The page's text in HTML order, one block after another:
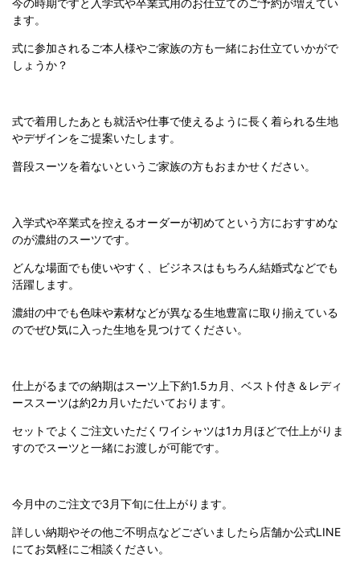
ます。
式に参加されるご本人様やご家族の方も一緒にお仕立ていかがで
しょうか？
式で着用したあとも就活や仕事で使えるように長く着られる生地
やデザインをご提案いたします。
普段スーツを着ないというご家族の方もおまかせください。
入学式や卒業式を控えるオーダーが初めてという方におすすめな
のが濃紺のスーツです。
どんな場面でも使いやすく、ビジネスはもちろん結婚式などでも
活躍します。
濃紺の中でも色味や素材などが異なる生地豊富に取り揃えている
のでぜひ気に入った生地を見つけてください。
仕上がるまでの納期はスーツ上下約1.5カ月、ベスト付き＆レディ
ーススーツは約2カ月いただいております。
セットでよくご注文いただくワイシャツは1カ月ほどで仕上がりま
すのでスーツと一緒にお渡しが可能です。
今月中のご注文で3月下旬に仕上がります。
詳しい納期やその他ご不明点などございましたら店舗か公式LINE
にてお気軽にご相談ください。